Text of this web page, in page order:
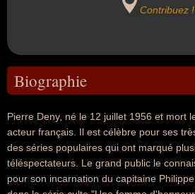
Contribuez !
Biographie
Pierre Deny, né le 12 juillet 1956 et mort
acteur français. Il est célèbre pour ses
des séries populaires qui ont marqué
téléspectateurs. Le grand public le
pour son incarnation du capitaine